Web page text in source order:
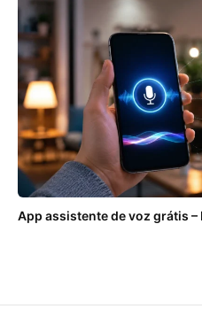
App assistente de voz grátis –